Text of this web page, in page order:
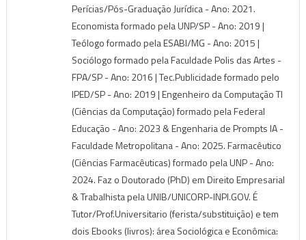
Perícias/Pós-Graduação Jurídica - Ano: 2021.
Economista formado pela UNP/SP - Ano: 2019 |
Teólogo formado pela ESABI/MG - Ano: 2015 |
Sociólogo formado pela Faculdade Polis das Artes -
FPA/SP - Ano: 2016 | Tec.Publicidade formado pelo
IPED/SP - Ano: 2019 | Engenheiro da Computação TI
(Ciências da Computação) formado pela Federal
Educação - Ano: 2023 & Engenharia de Prompts IA -
Faculdade Metropolitana - Ano: 2025. Farmacêutico
(Ciências Farmacêuticas) formado pela UNP - Ano:
2024. Faz o Doutorado (PhD) em Direito Empresarial
& Trabalhista pela UNIB/UNICORP-INPI.GOV. É
Tutor/Prof.Universitario (ferista/substituição) e tem
dois Ebooks (livros): área Sociológica e Econômica: